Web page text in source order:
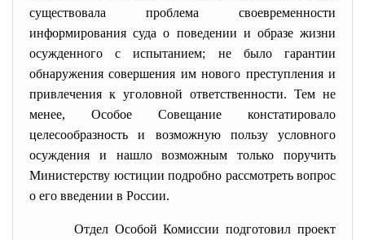
существовала проблема своевременности
информирования суда о поведении и образе жизни
осужденного с испытанием; не было гарантии
обнаружения совершения им нового преступления и
привлечения к уголовной ответственности. Тем не
менее, Особое Совещание констатировало
целесообразность и возможную пользу условного
осуждения и нашло возможным только поручить
Министерству юстиции подробно рассмотреть вопрос
о его введении в России.
Отдел Особой Комиссии подготовил проект